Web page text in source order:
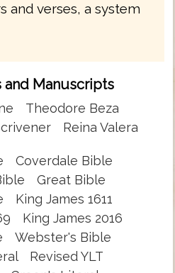
and verses, a system
and Manuscripts
Theodore Beza
Reina Valera
Coverdale Bible
Great Bible
King James 1611
King James 2016
Webster's Bible
Revised YLT